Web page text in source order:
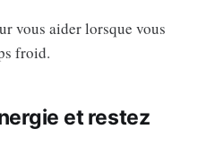
vous aider lorsque vous
froid.
et restez